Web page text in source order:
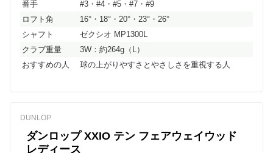
番手
#3・#4・#5・#7・#9
ロフト角
16°・18°・20°・23°・26°
シャフト
ゼクシオ MP1300L
クラブ重量
3W：約264g（L）
おすすめの人
球の上がりやすさとやさしさを重視する人
DUNLOP
ダンロップ XXIO テン フェアウェイウッド
レディース